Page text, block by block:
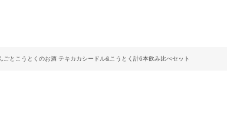
ごとこうとくのお酒 テキカカシードル&こうとく計6本飲み比べセット